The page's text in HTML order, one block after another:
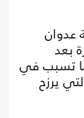
عدوان
بعد
تسبب في
يرزح